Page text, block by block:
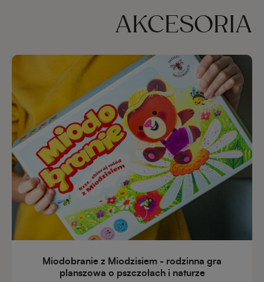
AKCESORIA
Miodobranie z Miodzisiem - rodzinna gra
planszowa o pszczołach i naturze